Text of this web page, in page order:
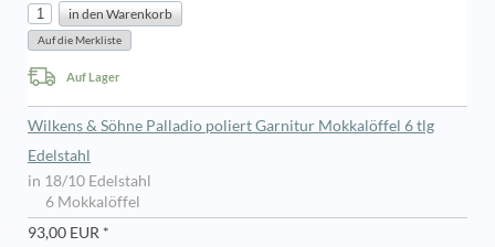
Auf Lager
Wilkens & Söhne Palladio poliert Garnitur Mokkalöffel 6 tlg
Edelstahl
in 18/10 Edelstahl
6 Mokkalöffel
93,00 EUR *